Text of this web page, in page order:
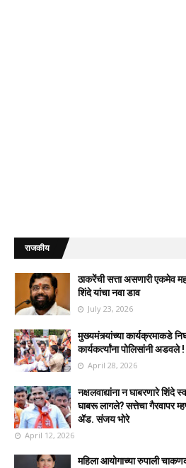
राजकीय
ठाकरेंची सत्ता असणारी एकमेव
शिंदे यांचा नवा डाव
July 23, 2026
मुख्यमंत्र्यांच्या कार्यक्रमाकडे
कार्यकर्त्यांना पोलिसांनी अडवले !
April 28, 2026
नक्षलवाद्यांना न घाबरणारे शिंदे
घाबरू लागले? सत्तेचा गैरवापर
ॲड. संजय भोरे
April 12, 2026
महिला आयोगाच्या रुपाली